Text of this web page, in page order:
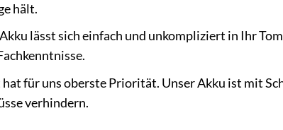
hält.
lässt sich einfach und unkompliziert in Ihr
für uns oberste Priorität. Unser Akku ist mit
verhindern.